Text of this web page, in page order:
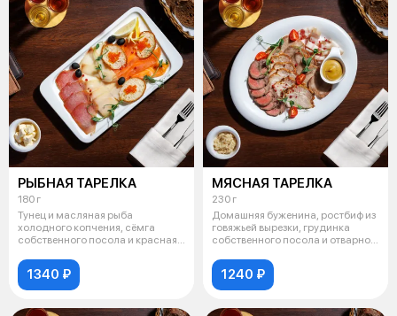
РЫБНАЯ ТАРЕЛКА
180 г
Тунец и масляная рыба
холодного копчения, сёмга
собственного посола и красная
1340 ₽
МЯСНАЯ ТАРЕЛКА
230 г
Домашняя буженина, ростбиф из
говяжьей вырезки, грудинка
собственного посола и отварной
1240 ₽